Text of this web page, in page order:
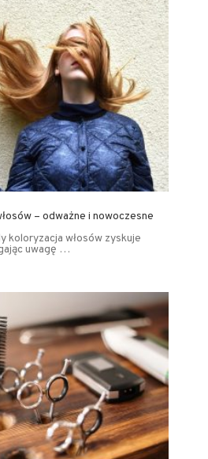
– odważne i nowoczesne
koloryzacja włosów zyskuje
uwagę …